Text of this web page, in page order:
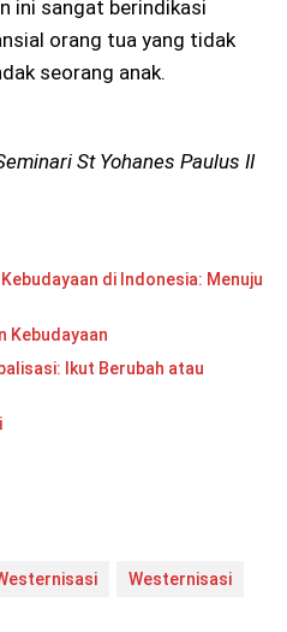
ini sangat berindikasi
orang tua yang tidak
seorang anak.
St Yohanes Paulus II
di Indonesia: Menuju
Kebudayaan
Ikut Berubah atau
Westernisasi